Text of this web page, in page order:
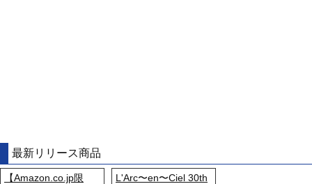
最新リリース商品
【Amazon.co.jp限
L'Arc〜en〜Ciel 30th